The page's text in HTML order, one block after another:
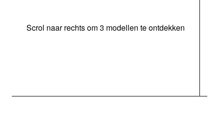
Scrol naar rechts om 3 modellen te ontdekken